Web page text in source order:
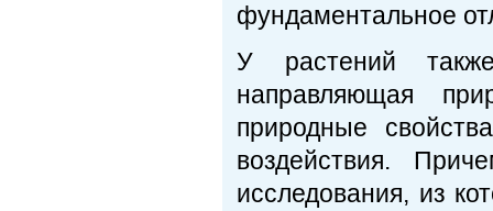
фундаментальное
У растений
направляющая
природные
воздействия.
исследования, из